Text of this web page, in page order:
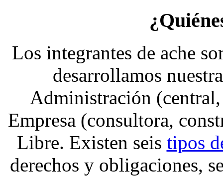
Los integrantes de ache
desarrollamos
Administración
Empresa (consultora,
Libre. Existen seis tipos
derechos y obligaciones,